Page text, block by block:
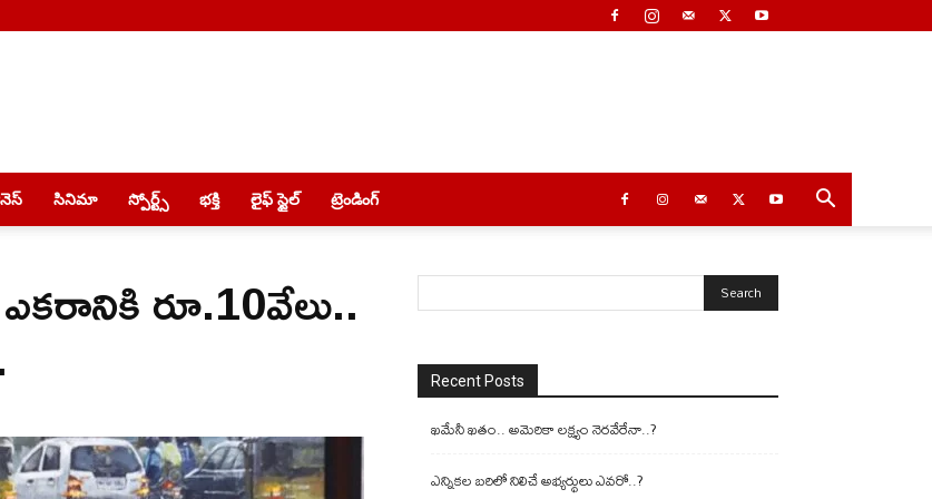
సినిమా స్పోర్ట్స్ భక్తి లైఫ్ స్టైల్ ట్రెండింగ్
రూ.10వేలు..
Recent Posts
ఖమేనీ ఖతం.. అమెరికా లక్ష్యం నెరవేరేనా..?
ఎన్నికల బరిలో నిలిచే అభ్యర్థులు ఎవరో..?